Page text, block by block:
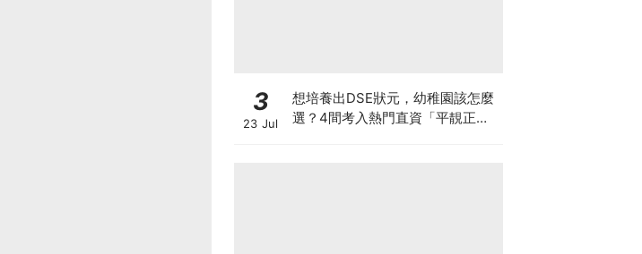
3
23 Jul
想培養出DSE狀元，幼稚園該怎麼
選？4間考入熱門直資「平靚正」